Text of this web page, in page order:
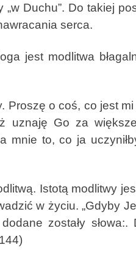
Duchu”. Do takiej
serca.
jest modlitwa
o coś, co jest mi
uznaję Go za
mnie to, co ja
Istotą modlitwy
w życiu. „Gdyby
zostały słowa:.